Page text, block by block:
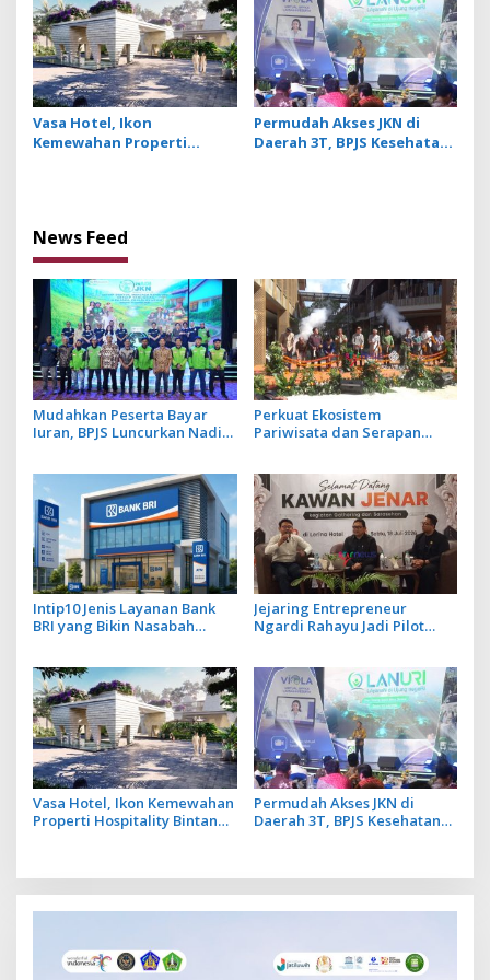
Vasa Hotel, Ikon
Kemewahan Properti
Permudah Akses JKN di
Daerah 3T, BPJS Kesehatan
News Feed
Mudahkan Peserta Bayar
Iuran, BPJS Luncurkan Nadi
Perkuat Ekosistem
Pariwisata dan Serapan
KEK Kura Kura
Intip10 Jenis Layanan Bank
BRI yang Bikin Nasabah
Jejaring Entrepreneur
Ngardi Rahayu Jadi Pilot
Vasa Hotel, Ikon Kemewahan
Properti Hospitality Bintang
Permudah Akses JKN di
Daerah 3T, BPJS Kesehatan